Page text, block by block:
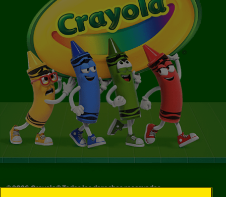
©2026Crayola® Todos los derechos reservados.